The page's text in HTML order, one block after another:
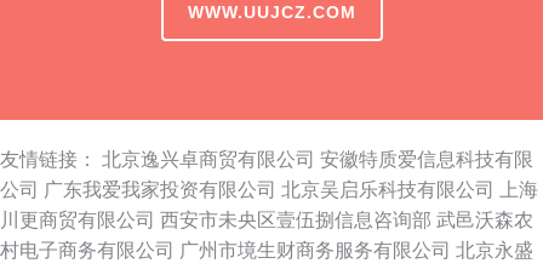
WWW.UUJCZ.COM
友情链接： 北京逸兴卓商贸有限公司 安徽特质爱信息科技有限
公司 广东我爱我家投资有限公司 北京吴启乐科技有限公司
上海
川更商贸有限公司 西安市未央区壹伍捌信息咨询部 武邑沃森农
村电子商务有限公司 广州市境生财商务服务有限公司 北京永盛